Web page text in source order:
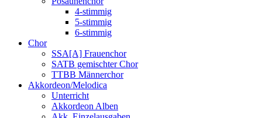
4-stimmig
5-stimmig
6-stimmig
Chor
SSA[A] Frauenchor
SATB gemischter Chor
TTBB Männerchor
Akkordeon/Melodica
Unterricht
Akkordeon Alben